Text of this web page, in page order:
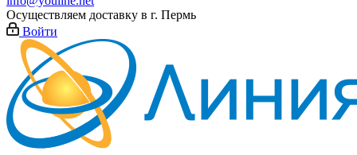
Осуществляем доставку в г. Пермь
Войти